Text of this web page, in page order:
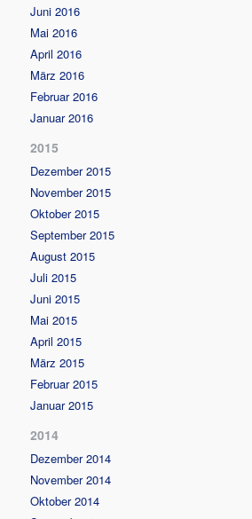
Juni 2016
Mai 2016
April 2016
März 2016
Februar 2016
Januar 2016
2015
Dezember 2015
November 2015
Oktober 2015
September 2015
August 2015
Juli 2015
Juni 2015
Mai 2015
April 2015
März 2015
Februar 2015
Januar 2015
2014
Dezember 2014
November 2014
Oktober 2014